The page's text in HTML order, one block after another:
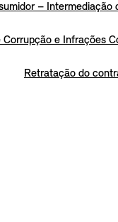
– Intermediação
e Infrações
Retratação do